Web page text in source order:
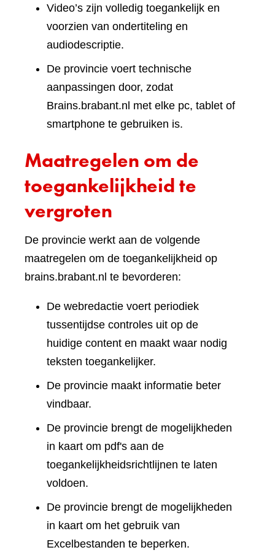
Video’s zijn volledig toegankelijk en
voorzien van ondertiteling en
audiodescriptie.
De provincie voert technische
aanpassingen door, zodat
Brains.brabant.nl met elke pc, tablet of
smartphone te gebruiken is.
Maatregelen om de
toegankelijkheid te
vergroten
De provincie werkt aan de volgende
maatregelen om de toegankelijkheid op
brains.brabant.nl te bevorderen:
De webredactie voert periodiek
tussentijdse controles uit op de
huidige content en maakt waar nodig
teksten toegankelijker.
De provincie maakt informatie beter
vindbaar.
De provincie brengt de mogelijkheden
in kaart om pdf's aan de
toegankelijkheidsrichtlijnen te laten
voldoen.
De provincie brengt de mogelijkheden
in kaart om het gebruik van
Excelbestanden te beperken.